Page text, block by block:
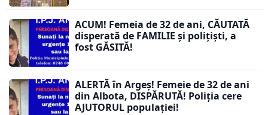
ACUM! Femeia de 32 de ani, CĂUTATĂ
disperată de FAMILIE și polițiști, a
fost GĂSITĂ!
ALERTĂ în Argeș! Femeie de 32 de ani
din Albota, DISPĂRUTĂ! Poliția cere
AJUTORUL populației!